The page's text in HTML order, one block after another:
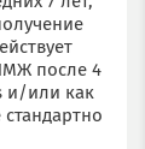
после 4
и/или как